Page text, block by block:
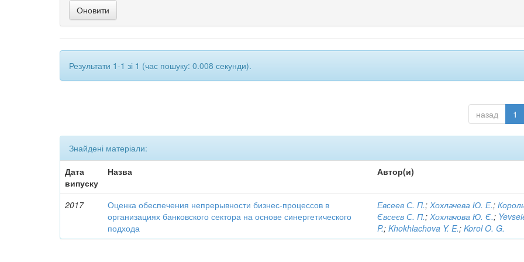
Результати 1-1 зі 1 (час пошуку: 0.008 секунди).
назад 1
Знайдені матеріали:
Дата
випуску
Назва Автор(и)
2017
Оценка обеспечения непрерывности бизнес-процессов в
организациях банковского сектора на основе синергетического
подхода
Евсеев С. П.;Хохлачева Ю. Е.;
Євсеєв С. П.;Хохлачова Ю. Є.;
P.;Khokhlachova Y. E.;Korol O. G.